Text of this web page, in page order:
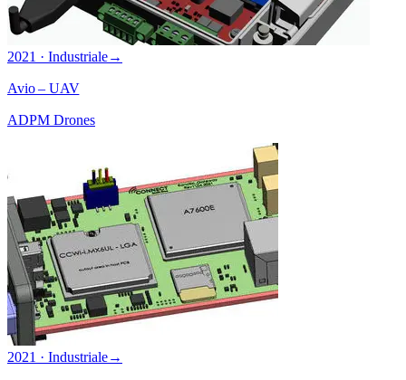
2021 · Industriale→
Avio – UAV
ADPM Drones
2021 · Industriale→